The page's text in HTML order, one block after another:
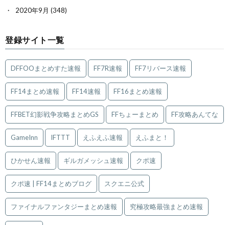
2020年9月 (348)
登録サイト一覧
DFFOOまとめすた速報 FF7R速報 FF7リバース速報
FF14まとめ速報 FF14速報 FF16まとめ速報
FFBET幻影戦争攻略まとめGS FFちょーまとめ FF攻略あんてな
GameInn IFTTT えふえふ速報 えふまと！
ひかせん速報 ギルガメッシュ速報 クポ速
クポ速 | FF14まとめブログ スクエニ公式
ファイナルファンタジーまとめ速報 究極攻略最強まとめ速報